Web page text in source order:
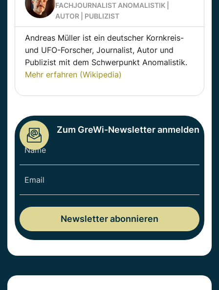
FACHJOURNALIST ANOMALISTIK |
AUTOR | PUBLIZIST
Andreas Müller ist ein deutscher Kornkreis-
und UFO-Forscher, Journalist, Autor und
Publizist mit dem Schwerpunkt Anomalistik.
Mehr erfahren (Wikipedia)
Zum GreWi-Newsletter anmelden